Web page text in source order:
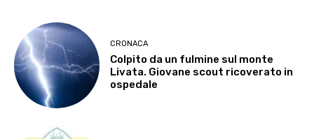
CRONACA
Colpito da un fulmine sul monte
Livata. Giovane scout ricoverato in
ospedale